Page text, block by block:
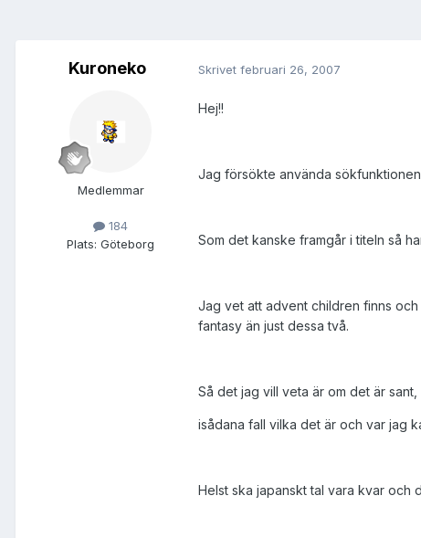
Kuroneko
Medlemmar
184
Plats: Göteborg
Skrivet februari 26, 2007
Hej!!
Jag försökte använda
Som det kanske framgår i titeln så
Jag vet att advent children finns
fantasy än just dessa två.
Så det jag vill veta är om det är sant,
isådana fall vilka det är och var jag
Helst ska japanskt tal vara kvar och